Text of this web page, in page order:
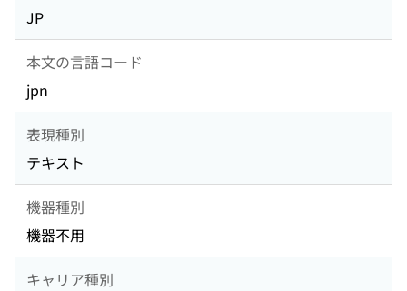
JP
本文の言語コード
jpn
表現種別
テキスト
機器種別
機器不用
キャリア種別